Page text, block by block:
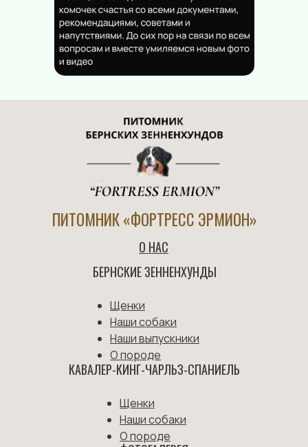
ПИТОМНИК «ФОРТРЕСС ЭРМИОН»
О НАС
БЕРНСКИЕ ЗЕННЕНХУНДЫ
Щенки
Наши собаки
Наши выпускники
О породе
Щенки
Наши собаки
О породе
КАВАЛЕР-КИНГ-ЧАРЛЬЗ-СПАНИЕЛЬ